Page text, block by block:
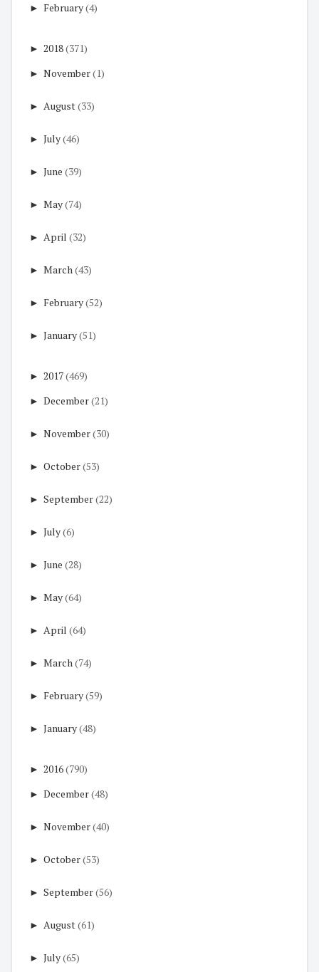
► February(4)
► 2018(371)
► November(1)
► August(33)
► July(46)
► June (39)
► May(74)
► April (32)
► March(43)
► February(52)
► January(51)
► 2017(469)
► December(21)
► November(30)
► October(53)
► September(22)
► July(6)
► June (28)
► May(64)
► April (64)
► March(74)
► February(59)
► January(48)
► 2016(790)
► December(48)
► November(40)
► October(53)
► September(56)
► August(61)
► July(65)